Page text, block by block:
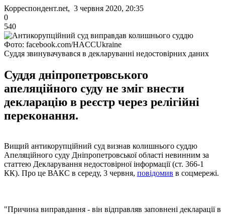
Корреспондент.net, 3 червня 2020, 20:35
0
540
Фото: facebook.com/HACCUkraine
Суддя звинувачувався в декларуванні недостовірних даних
Суддя дніпропетровського
апеляційного суду не зміг внести
декларацію в реєстр через релігійні
переконання.
Вищий антикорупційний суд визнав колишнього суддю
Апеляційного суду Дніпропетровської області невинним за
статтею Декларування недостовірної інформації (ст. 366-1
КК). Про це ВАКС в середу, 3 червня, повідомив в соцмережі.
"Причина виправдання - він відправляв заповнені декларації в